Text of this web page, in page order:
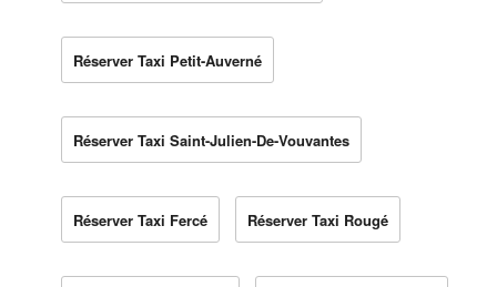
Réserver Taxi Petit-Auverné
Réserver Taxi Saint-Julien-De-Vouvantes
Réserver Taxi Fercé Réserver Taxi Rougé